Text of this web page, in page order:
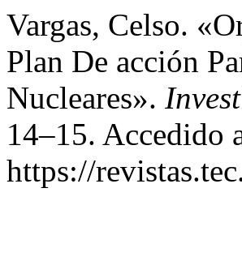
Vargas, Celso.
Plan De acción
Nucleares».
14–15. Accedido
https://